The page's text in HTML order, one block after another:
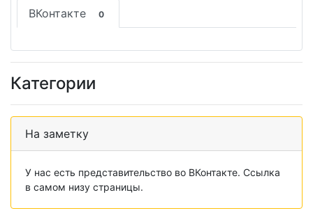
ВКонтакте 0
Категории
На заметку
У нас есть представительство во ВКонтакте. Ссылка
в самом низу страницы.